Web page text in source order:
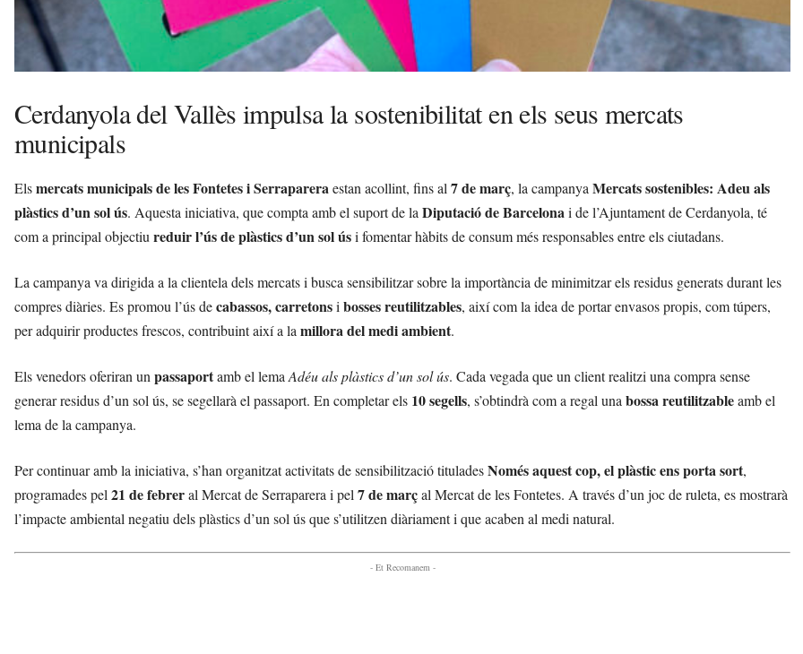
Cerdanyola del Vallès impulsa la sostenibilitat en els seus mercats
municipals
Elsmercats municipals de les Fontetes i Serrapareraestan acollint, fins al 7 de març, la campanya Mercats sostenibles: Adeu als
plàstics d’un sol ús. Aquesta iniciativa, que compta amb el suport de la Diputació de Barcelonai de l’Ajuntament de Cerdanyola, té
com a principal objectiu reduir l’ús de plàstics d’un sol úsi fomentar hàbits de consum més responsables entre els ciutadans.
La campanya va dirigida a la clientela dels mercats i busca sensibilitzar sobre la importància de minimitzar els residus generats durant les
compres diàries. Es promou l’ús decabassos, carretonsi bosses reutilitzables, així com la idea de portar envasos propis, com túpers,
per adquirir productes frescos, contribuint així a la millora del medi ambient.
Els venedors oferiran un passaportamb el lema Adéu als plàstics d’un sol ús. Cada vegada que un client realitzi una compra sense
generar residus d’un sol ús, se segellarà el passaport. En completar els 10 segells, s’obtindrà com a regal una bossa reutilitzableamb el
lema de la campanya.
Per continuar amb la iniciativa, s’han organitzat activitats de sensibilització tituladesNomés aquest cop, el plàstic ens porta sort,
programades pel 21 de febreral Mercat de Serraparera i pel 7 de marçal Mercat de les Fontetes. A través d’un joc de ruleta, es mostrarà
l’impacte ambiental negatiu dels plàstics d’un sol ús que s’utilitzen diàriament i que acaben al medi natural.
- Et Recomanem -